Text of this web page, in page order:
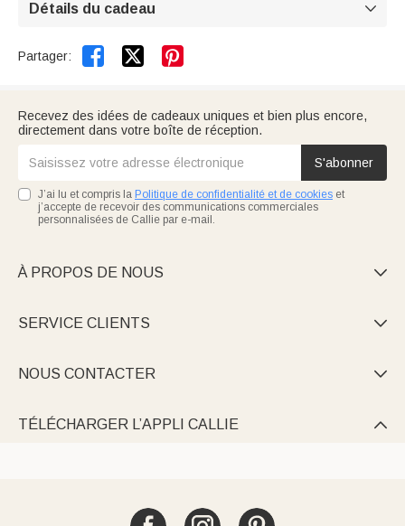
Détails du cadeau 
Partager:  
Recevez des idées de cadeaux uniques et bien plus encore,
directement dans votre boîte de réception.
S'abonner
J’ai lu et compris la Politique de confidentialité et de cookies et
j’accepte de recevoir des communications commerciales
personnalisées de Callie par e-mail.
À PROPOS DE NOUS 
SERVICE CLIENTS 
NOUS CONTACTER 
TÉLÉCHARGER L’APPLI CALLIE 